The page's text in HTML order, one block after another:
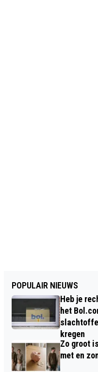
POPULAIR NIEUWS
Heb je
het
kregen
Zo groot
met en